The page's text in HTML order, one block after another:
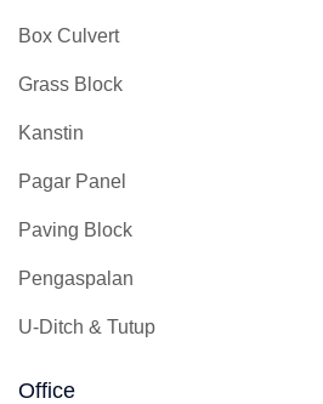
Box Culvert
Grass Block
Kanstin
Pagar Panel
Paving Block
Pengaspalan
U-Ditch & Tutup
Office